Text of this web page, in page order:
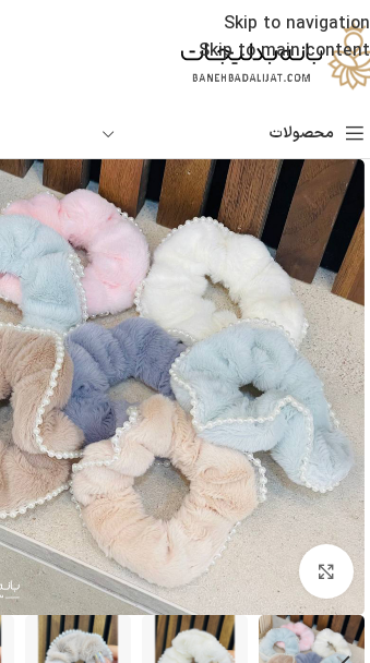
Skip to navigation
Skip to main content
محصولات
بزرگنمایی تصویر